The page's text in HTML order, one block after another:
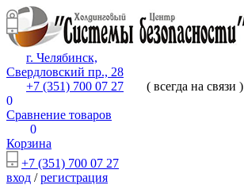
г. Челябинск,
Свердловский пр., 28
+7 (351) 700 07 27
( всегда на связи )
0
Сравнение товаров
0
Корзина
+7 (351) 700 07 27
вход /регистрация